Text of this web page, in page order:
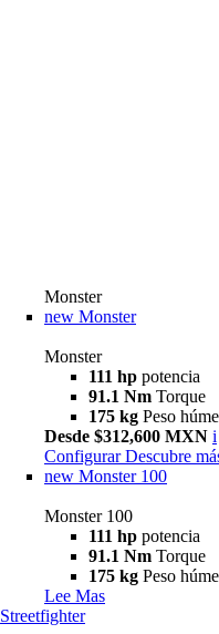
Monster
new Monster
Monster
111 hp potencia
91.1 Nm Torque
175 kg Peso
Desde $312,600 MXN i
Configurar Descubre
new Monster 100
Monster 100
111 hp potencia
91.1 Nm Torque
175 kg Peso
Lee Mas
Streetfighter